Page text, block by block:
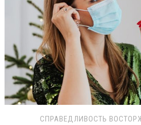
СПРАВЕДЛИВОСТЬ